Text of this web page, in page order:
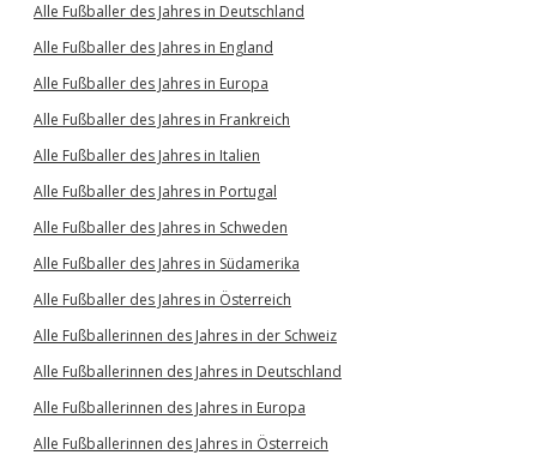
Alle Fußballer des Jahres in Deutschland
Alle Fußballer des Jahres in England
Alle Fußballer des Jahres in Europa
Alle Fußballer des Jahres in Frankreich
Alle Fußballer des Jahres in Italien
Alle Fußballer des Jahres in Portugal
Alle Fußballer des Jahres in Schweden
Alle Fußballer des Jahres in Südamerika
Alle Fußballer des Jahres in Österreich
Alle Fußballerinnen des Jahres in der Schweiz
Alle Fußballerinnen des Jahres in Deutschland
Alle Fußballerinnen des Jahres in Europa
Alle Fußballerinnen des Jahres in Österreich